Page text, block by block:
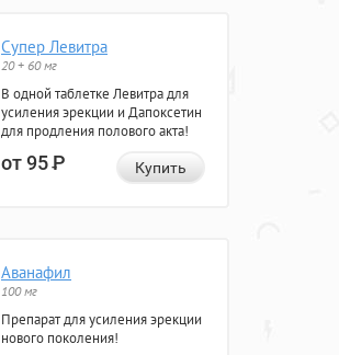
Супер Левитра
20 + 60 мг
В одной таблетке Левитра для
усиления эрекции и Дапоксетин
для продления полового акта!
от 95Р Купить
Аванафил
100 мг
Препарат для усиления эрекции
нового поколения!